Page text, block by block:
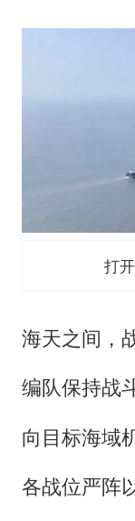
打
海天之间，
编队保持战
向目标海域
各战位严阵